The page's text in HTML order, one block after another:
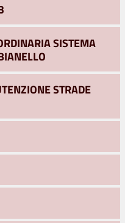
SISTEMA
STRADE